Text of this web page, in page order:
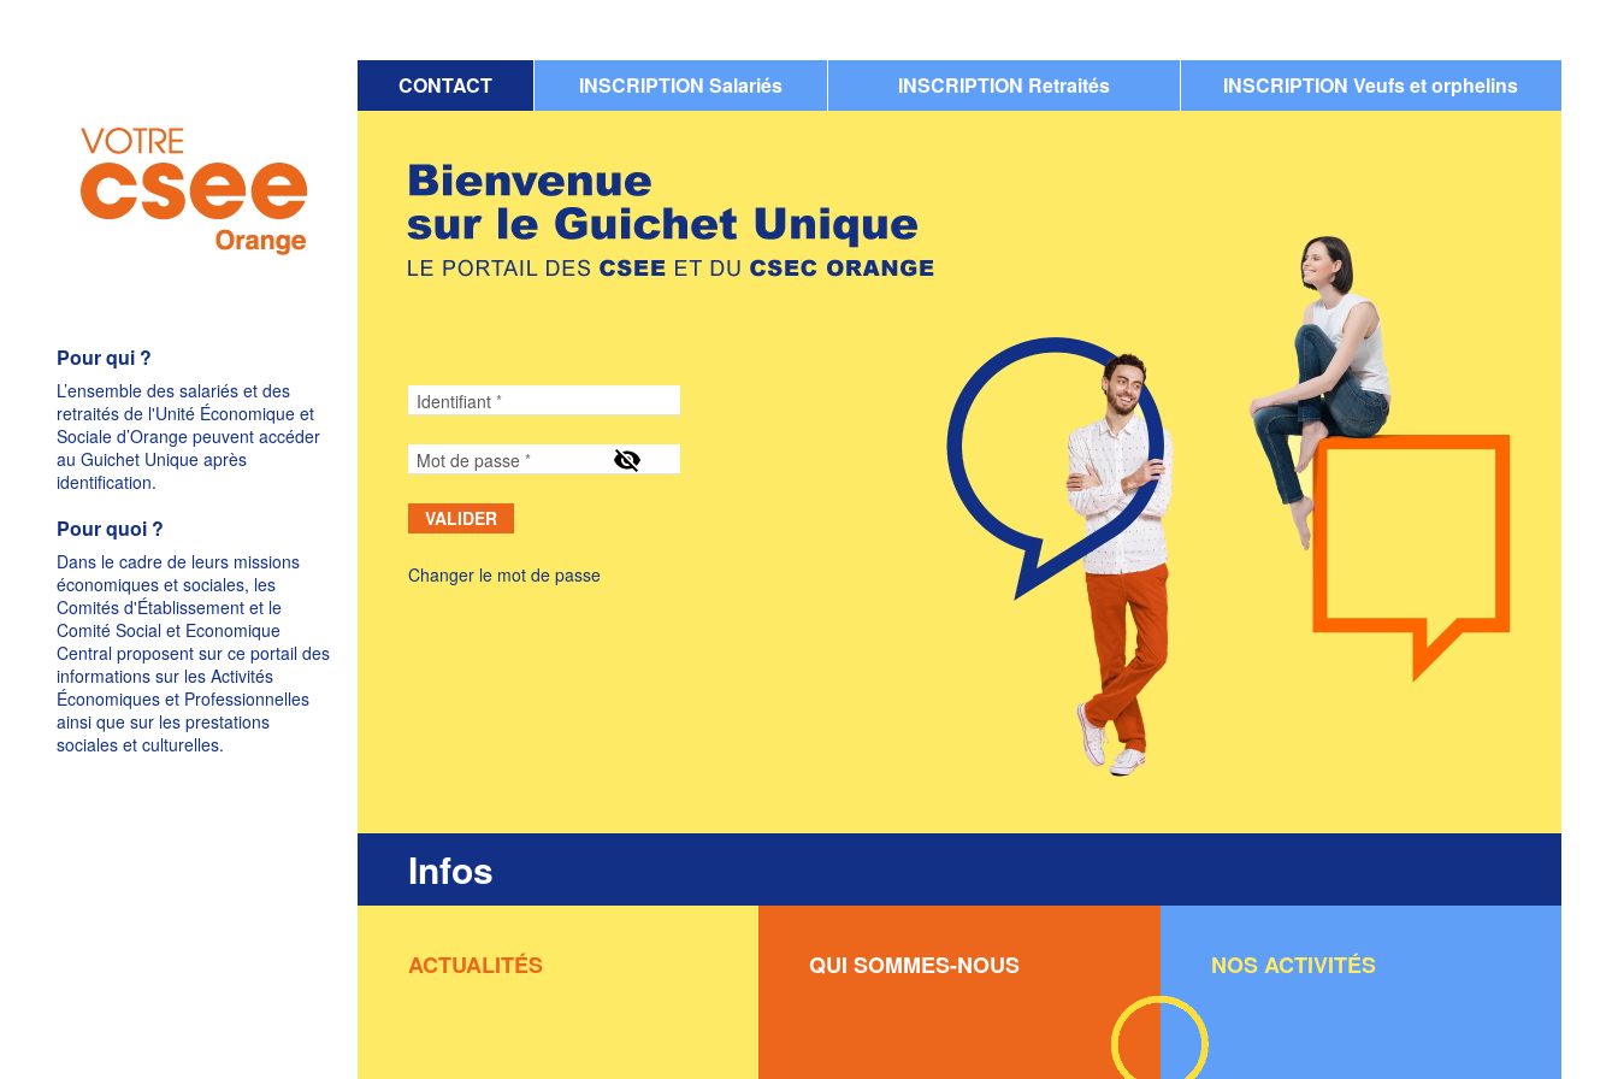
Pour qui ?
L’ensemble des salariés et des
retraités de l'Unité Économique et
Sociale d’Orange peuvent accéder
au Guichet Unique après
identification.
Pour quoi ?
Dans le cadre de leurs missions
économiques et sociales, les
Comités d'Établissement et le
Comité Social et Economique
Central proposent sur ce portail des
informations sur les Activités
Économiques et Professionnelles
ainsi que sur les prestations
sociales et culturelles.
CONTACT INSCRIPTION Salariés INSCRIPTION Retraités INSCRIPTION Veufs et orphelins
Identifiant
Mot de passe
VALIDER
Changer le mot de passe
Infos
ACTUALITÉS QUI SOMMES-NOUS NOS ACTIVITÉS